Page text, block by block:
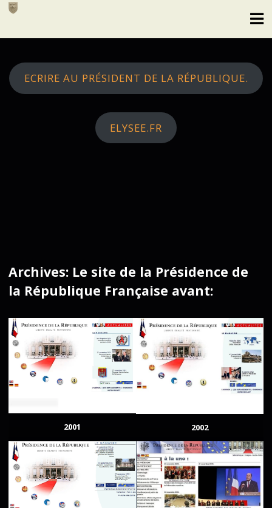
Skip
ECRIRE AU PRÉSIDENT DE LA RÉPUBLIQUE.
ELYSEE.FR
Archives: Le site de la Présidence de
la République Française avant:
2001 2002